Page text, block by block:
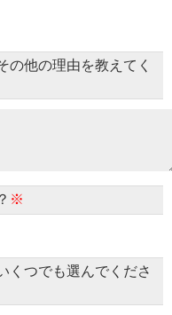
の他の理由を教えてく
※
くつでも選んでくださ